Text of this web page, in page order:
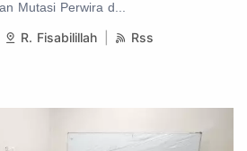
Mutasi Perwira d...
R. Fisabilillah Rss